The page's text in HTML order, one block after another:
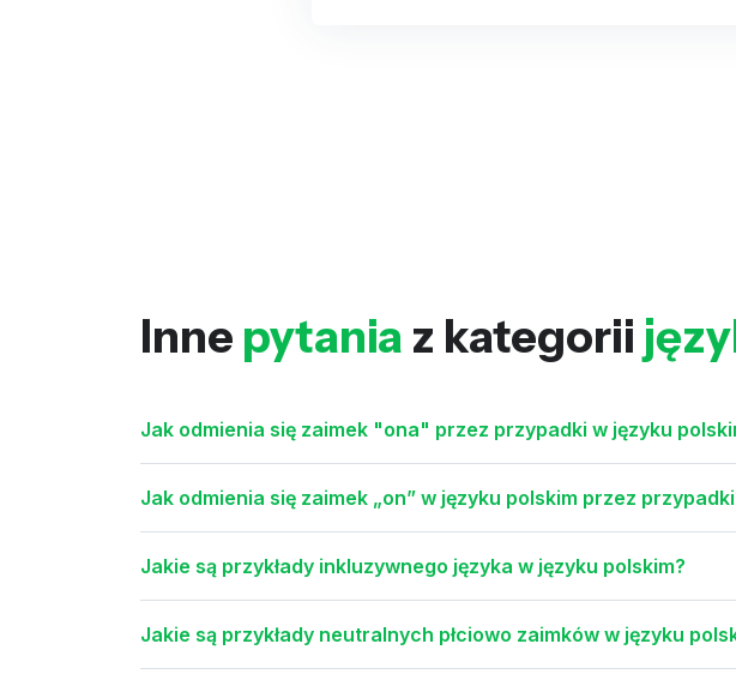
Inne pytania z kategorii
Jak odmienia się zaimek "ona" przez przypadki w języku
Jak odmienia się zaimek „on” w języku polskim przez
Jakie są przykłady inkluzywnego języka w języku polskim?
Jakie są przykłady neutralnych płciowo zaimków w języku